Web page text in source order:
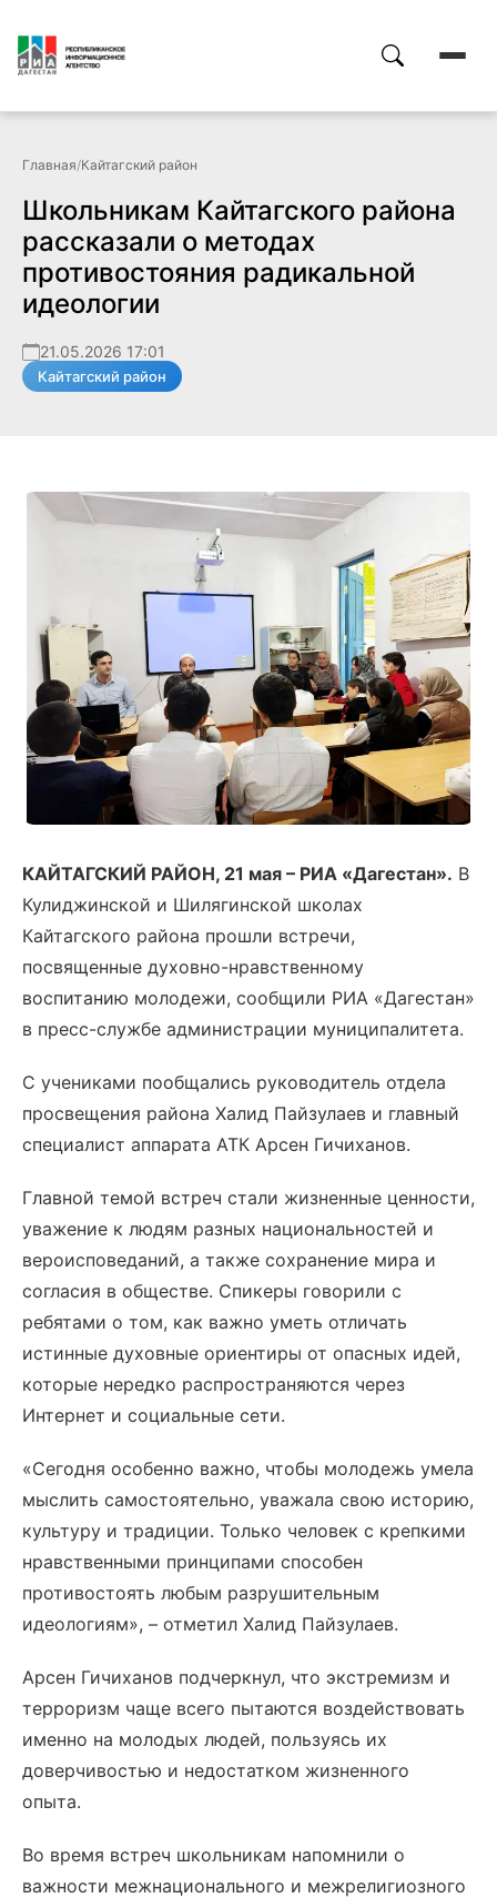
Главная/Кайтагский район
Школьникам Кайтагского района
рассказали о методах
противостояния радикальной
идеологии
21.05.2026 17:01
Кайтагский район
КАЙТАГСКИЙ РАЙОН, 21 мая – РИА «Дагестан». В
Кулиджинской и Шилягинской школах
Кайтагского района прошли встречи,
посвященные духовно-нравственному
воспитанию молодежи, сообщили РИА «Дагестан»
в пресс-службе администрации муниципалитета.
С учениками пообщались руководитель отдела
просвещения района Халид Пайзулаев и главный
специалист аппарата АТК Арсен Гичиханов.
Главной темой встреч стали жизненные ценности,
уважение к людям разных национальностей и
вероисповеданий, а также сохранение мира и
согласия в обществе. Спикеры говорили с
ребятами о том, как важно уметь отличать
истинные духовные ориентиры от опасных идей,
которые нередко распространяются через
Интернет и социальные сети.
«Сегодня особенно важно, чтобы молодежь умела
мыслить самостоятельно, уважала свою историю,
культуру и традиции. Только человек с крепкими
нравственными принципами способен
противостоять любым разрушительным
идеологиям», – отметил Халид Пайзулаев.
Арсен Гичиханов подчеркнул, что экстремизм и
терроризм чаще всего пытаются воздействовать
именно на молодых людей, пользуясь их
доверчивостью и недостатком жизненного
опыта.
Во время встреч школьникам напомнили о
важности межнационального и межрелигиозного